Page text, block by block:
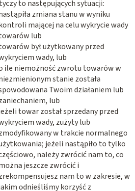
to następujących sytuacji:
zmiana stanu w wyniku
mającej na celu wykrycie wady
lub
był użytkowany przed
wady, lub
ile niemożność zwrotu towarów w
stanie została
Twoim działaniem lub
lub
towar został sprzedany przed
wady, zużyty lub
w trakcie normalnego
jeżeli nastąpiło to tylko
należy zwrócić nam to, co
jeszcze zwrócić i
nam to w zakresie, w
odnieśliśmy korzyść z